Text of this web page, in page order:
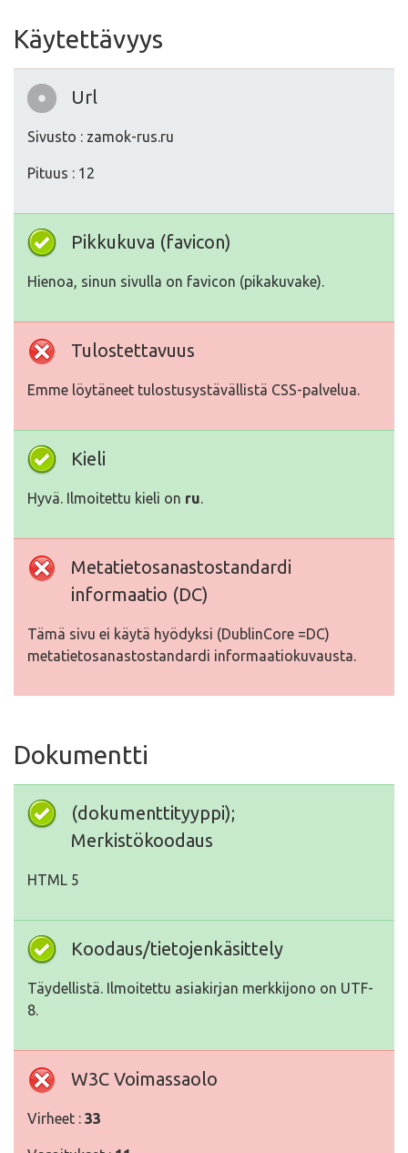
Käytettävyys
Url
Sivusto : zamok-rus.ru
Pituus : 12
Pikkukuva (favicon)
Hienoa, sinun sivulla on favicon (pikakuvake).
Tulostettavuus
Emme löytäneet tulostusystävällistä CSS-palvelua.
Kieli
Hyvä. Ilmoitettu kieli on ru.
Metatietosanastostandardi
informaatio (DC)
Tämä sivu ei käytä hyödyksi (DublinCore =DC)
metatietosanastostandardi informaatiokuvausta.
Dokumentti
(dokumenttityyppi);
Merkistökoodaus
HTML 5
Koodaus/tietojenkäsittely
Täydellistä. Ilmoitettu asiakirjan merkkijono on UTF-
8.
W3C Voimassaolo
Virheet : 33